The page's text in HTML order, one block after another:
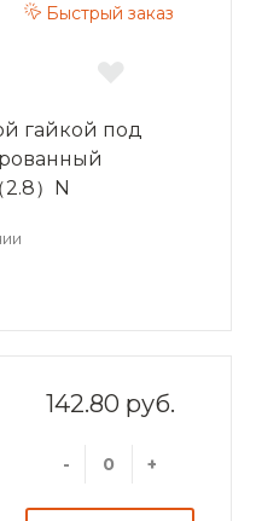
Быстрый заказ
гайкой под
）N
142.80 руб.
- +